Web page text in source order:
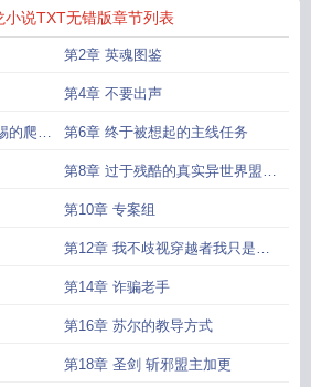
小说TXT无错版章节列表
第2章 英魂图鉴
第4章 不要出声
的爬虫 第6章 终于被想起的主线任务
第8章 过于残酷的真实异世界盟主
加更
第10章 专案组
第12章 我不歧视穿越者我只是讨
厌李恩肃
第14章 诈骗老手
第16章 苏尔的教导方式
第18章 圣剑 斩邪盟主加更